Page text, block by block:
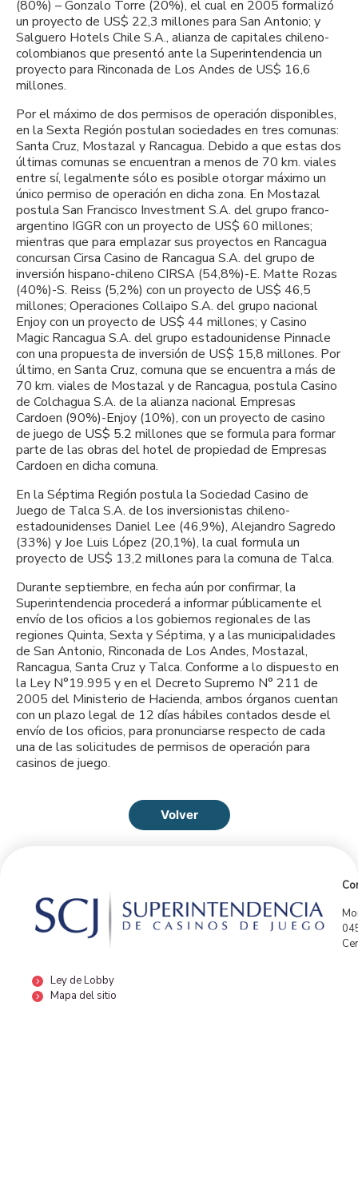
(80%) – Gonzalo Torre (20%), el cual en 2005 formalizó
un proyecto de US$ 22,3 millones para San Antonio; y
Salguero Hotels Chile S.A., alianza de capitales chileno-
colombianos que presentó ante la Superintendencia un
proyecto para Rinconada de Los Andes de US$ 16,6
millones.
Por el máximo de dos permisos de operación disponibles,
en la Sexta Región postulan sociedades en tres comunas:
Santa Cruz, Mostazal y Rancagua. Debido a que estas dos
últimas comunas se encuentran a menos de 70 km. viales
entre sí, legalmente sólo es posible otorgar máximo un
único permiso de operación en dicha zona. En Mostazal
postula San Francisco Investment S.A. del grupo franco-
argentino IGGR con un proyecto de US$ 60 millones;
mientras que para emplazar sus proyectos en Rancagua
concursan Cirsa Casino de Rancagua S.A. del grupo de
inversión hispano-chileno CIRSA (54,8%)-E. Matte Rozas
(40%)-S. Reiss (5,2%) con un proyecto de US$ 46,5
millones; Operaciones Collaipo S.A. del grupo nacional
Enjoy con un proyecto de US$ 44 millones; y Casino
Magic Rancagua S.A. del grupo estadounidense Pinnacle
con una propuesta de inversión de US$ 15,8 millones. Por
último, en Santa Cruz, comuna que se encuentra a más de
70 km. viales de Mostazal y de Rancagua, postula Casino
de Colchagua S.A. de la alianza nacional Empresas
Cardoen (90%)-Enjoy (10%), con un proyecto de casino
de juego de US$ 5.2 millones que se formula para formar
parte de las obras del hotel de propiedad de Empresas
Cardoen en dicha comuna.
En la Séptima Región postula la Sociedad Casino de
Juego de Talca S.A. de los inversionistas chileno-
estadounidenses Daniel Lee (46,9%), Alejandro Sagredo
(33%) y Joe Luis López (20,1%), la cual formula un
proyecto de US$ 13,2 millones para la comuna de Talca.
Durante septiembre, en fecha aún por confirmar, la
Superintendencia procederá a informar públicamente el
envío de los oficios a los gobiernos regionales de las
regiones Quinta, Sexta y Séptima, y a las municipalidades
de San Antonio, Rinconada de Los Andes, Mostazal,
Rancagua, Santa Cruz y Talca. Conforme a lo dispuesto en
la Ley N°19.995 y en el Decreto Supremo N° 211 de
2005 del Ministerio de Hacienda, ambos órganos cuentan
con un plazo legal de 12 días hábiles contados desde el
envío de los oficios, para pronunciarse respecto de cada
una de las solicitudes de permisos de operación para
casinos de juego.
Volver
Ley de Lobby
Mapa del sitio